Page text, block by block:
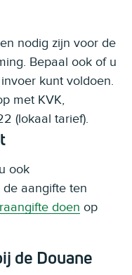
nodig zijn voor de
Bepaal ook of u
kunt voldoen.
met KVK,
(lokaal tarief).
ook
aangifte ten
doen op
de Douane